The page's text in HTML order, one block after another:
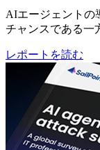
AIエージェントの
チャンスである一
レポートを読む